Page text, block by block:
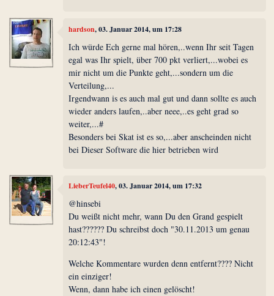
hardson, 03. Januar 2014, um 17:28
Ich würde Ech gerne mal hören,..wenn Ihr seit Tagen
egal was Ihr spielt, über 700 pkt verliert,...wobei es
mir nicht um die Punkte geht,...sondern um die
Verteilung,...
Irgendwann is es auch mal gut und dann sollte es auch
wieder anders laufen,..aber neee,..es geht grad so
weiter,...#
Besonders bei Skat ist es so,...aber anscheinden nicht
bei Dieser Software die hier betrieben wird
LieberTeufel40, 03. Januar 2014, um 17:32
@hinsebi
Du weißt nicht mehr, wann Du den Grand gespielt
hast?????? Du schreibst doch "30.11.2013 um genau
20:12:43"!
Welche Kommentare wurden denn entfernt???? Nicht
ein einziger!
Wenn, dann habe ich einen gelöscht!